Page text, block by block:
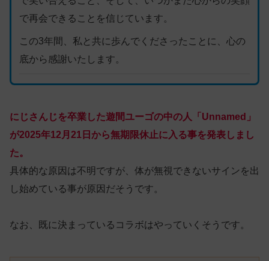
で再会できることを信じています。
この3年間、私と共に歩んでくださったことに、心の
底から感謝いたします。
にじさんじを卒業した遊間ユーゴの中の人「Unnamed」
が2025年12月21日から無期限休止に入る事を発表しまし
た。
具体的な原因は不明ですが、体が無視できないサインを出
し始めている事が原因だそうです。
なお、既に決まっているコラボはやっていくそうです。